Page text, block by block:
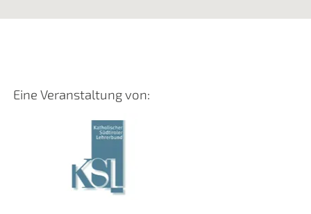
Eine Veranstaltung von: